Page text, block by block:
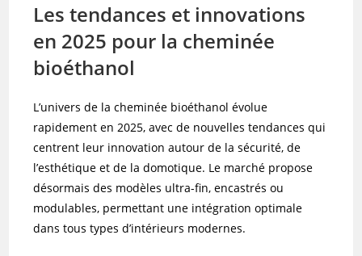
Les tendances et innovations
en 2025 pour la cheminée
bioéthanol
L’univers de la cheminée bioéthanol évolue
rapidement en 2025, avec de nouvelles tendances qui
centrent leur innovation autour de la sécurité, de
l’esthétique et de la domotique. Le marché propose
désormais des modèles ultra-fin, encastrés ou
modulables, permettant une intégration optimale
dans tous types d’intérieurs modernes.